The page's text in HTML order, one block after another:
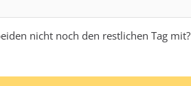
nicht noch den restlichen Tag mit?